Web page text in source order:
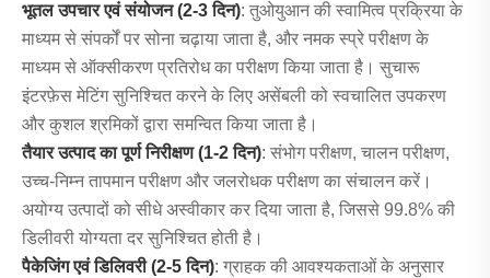
भूतल उपचार एवं संयोजन (2-3 दिन): तुओयुआन की स्वामित्व प्रक्रिया के
माध्यम से संपर्कों पर सोना चढ़ाया जाता है, और नमक स्प्रे परीक्षण के
माध्यम से ऑक्सीकरण प्रतिरोध का परीक्षण किया जाता है। सुचारू
इंटरफ़ेस मेटिंग सुनिश्चित करने के लिए असेंबली को स्वचालित उपकरण
और कुशल श्रमिकों द्वारा समन्वित किया जाता है।
तैयार उत्पाद का पूर्ण निरीक्षण (1-2 दिन): संभोग परीक्षण, चालन परीक्षण,
उच्च-निम्न तापमान परीक्षण और जलरोधक परीक्षण का संचालन करें।
अयोग्य उत्पादों को सीधे अस्वीकार कर दिया जाता है, जिससे 99.8% की
डिलीवरी योग्यता दर सुनिश्चित होती है।
पैकेजिंग एवं डिलिवरी (2-5 दिन): ग्राहक की आवश्यकताओं के अनुसार